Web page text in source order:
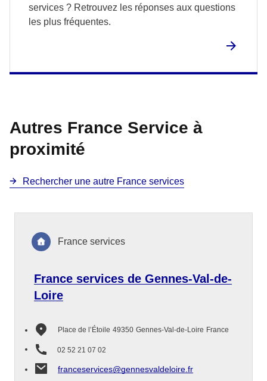
services ? Retrouvez les réponses aux questions
les plus fréquentes.
Autres France Service à
proximité
Rechercher une autre France services
France services de Gennes-Val-de-
Loire
Place de l’Étoile 49350 Gennes-Val-de-Loire France
02 52 21 07 02
franceservices@gennesvaldeloire.fr
France services